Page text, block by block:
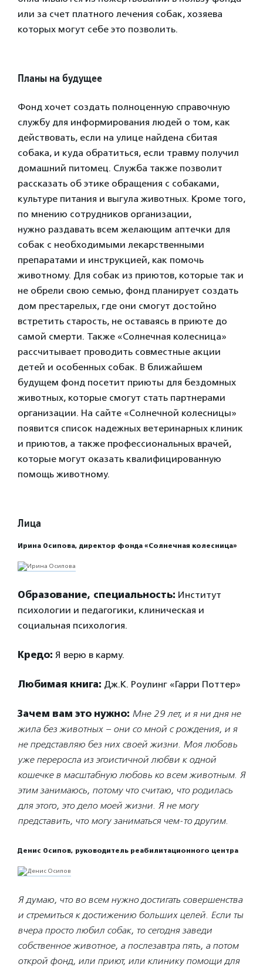
или за счет платного лечения собак, хозяева
которых могут себе это позволить.
Планы на будущее
Фонд хочет создать полноценную справочную
службу для информирования людей о том, как
действовать, если на улице найдена сбитая
собака, и куда обратиться, если травму получил
домашний питомец. Служба также позволит
рассказать об этике обращения с собаками,
культуре питания и выгула животных. Кроме того,
по мнению сотрудников организации,
нужно раздавать всем желающим аптечки для
собак с необходимыми лекарственными
препаратами и инструкцией, как помочь
животному. Для собак из приютов, которые так и
не обрели свою семью, фонд планирует создать
дом престарелых, где они смогут достойно
встретить старость, не оставаясь в приюте до
самой смерти. Также «Солнечная колесница»
рассчитывает проводить совместные акции
детей и особенных собак. В ближайшем
будущем фонд посетит приюты для бездомных
животных, которые смогут стать партнерами
организации. На сайте «Солнечной колесницы»
появится список надежных ветеринарных клиник
и приютов, а также профессиональных врачей,
которые могут оказать квалифицированную
помощь животному.
Лица
Ирина Осипова, директор фонда «Солнечная колесница»
Образование, специальность: Институт
психологии и педагогики, клиническая и
социальная психология.
Кредо: Я верю в карму.
Любимая книга: Дж.К. Роулинг «Гарри Поттер»
Зачем вам это нужно: Мне 29 лет, и я ни дня не
жила без животных – они со мной с рождения, и я
не представляю без них своей жизни. Моя любовь
уже переросла из эгоистичной любви к одной
кошечке в масштабную любовь ко всем животным. Я
этим занимаюсь, потому что считаю, что родилась
для этого, это дело моей жизни. Я не могу
представить, что могу заниматься чем-то другим.
Денис Осипов, руководитель реабилитационного центра
Я думаю, что во всем нужно достигать совершенства
и стремиться к достижению больших целей. Если ты
вчера просто любил собак, то сегодня заведи
собственное животное, а послезавтра пять, а потом
открой фонд, или приют, или клинику помощи для